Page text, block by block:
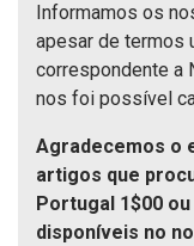
Informamos os
apesar de termos
correspondente a
nos foi possível
Agradecemos o
artigos que
Portugal 1$00
disponíveis no